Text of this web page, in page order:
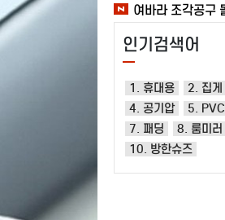
인기검색어
1. 휴대용 2. 집게
4. 공기압
5. PVC
7. 패딩
8. 룸미러
10. 방한슈즈